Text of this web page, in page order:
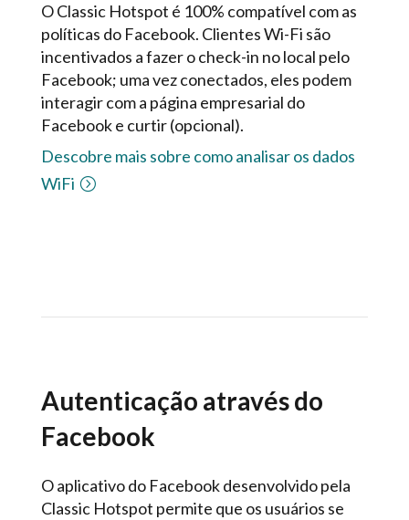
O Classic Hotspot é 100% compatível com as
políticas do Facebook. Clientes Wi-Fi são
incentivados a fazer o check-in no local pelo
Facebook; uma vez conectados, eles podem
interagir com a página empresarial do
Facebook e curtir (opcional).
Descobre mais sobre como analisar os dados
WiFi
Autenticação através do
Facebook
O aplicativo do Facebook desenvolvido pela
Classic Hotspot permite que os usuários se